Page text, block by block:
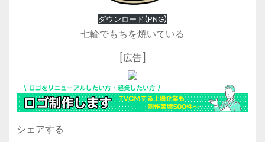
ダウンロード(PNG)
七輪でもちを焼いている
[広告]
シェアする